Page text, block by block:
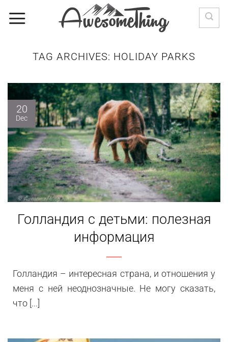
TAG ARCHIVES: HOLIDAY PARKS
Голландия с детьми: полезная
информация
Голландия – интересная страна, и отношения у
меня с ней неоднозначные. Не могу сказать,
что [...]
20
Dec